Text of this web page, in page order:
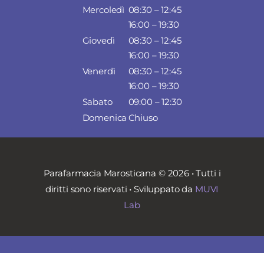
Mercoledì 08:30 – 12:45
16:00 – 19:30
Giovedì
08:30 – 12:45
16:00 – 19:30
Venerdì
08:30 – 12:45
16:00 – 19:30
Sabato
09:00 – 12:30
Domenica Chiuso
Parafarmacia Marosticana © 2026 • Tutti i
diritti sono riservati • Sviluppato da MUVI
Lab